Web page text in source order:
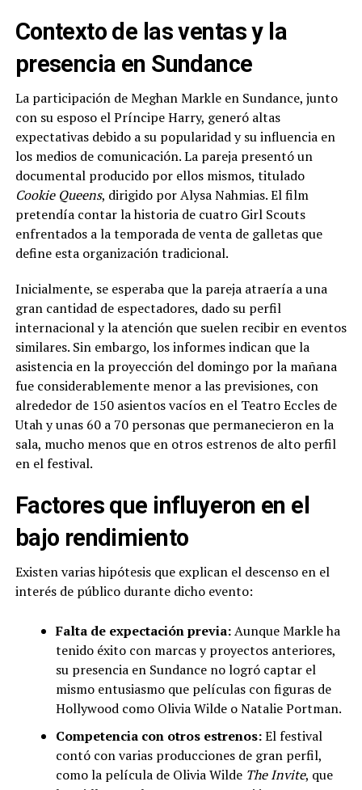
Contexto de las ventas y la
presencia en Sundance
La participación de Meghan Markle en Sundance, junto
con su esposo el Príncipe Harry, generó altas
expectativas debido a su popularidad y su influencia en
los medios de comunicación. La pareja presentó un
documental producido por ellos mismos, titulado
Cookie Queens, dirigido por Alysa Nahmias. El film
pretendía contar la historia de cuatro Girl Scouts
enfrentados a la temporada de venta de galletas que
define esta organización tradicional.
Inicialmente, se esperaba que la pareja atraería a una
gran cantidad de espectadores, dado su perfil
internacional y la atención que suelen recibir en eventos
similares. Sin embargo, los informes indican que la
asistencia en la proyección del domingo por la mañana
fue considerablemente menor a las previsiones, con
alrededor de 150 asientos vacíos en el Teatro Eccles de
Utah y unas 60 a 70 personas que permanecieron en la
sala, mucho menos que en otros estrenos de alto perfil
en el festival.
Factores que influyeron en el
bajo rendimiento
Existen varias hipótesis que explican el descenso en el
interés de público durante dicho evento:
Falta de expectación previa:Aunque Markle ha
tenido éxito con marcas y proyectos anteriores,
su presencia en Sundance no logró captar el
mismo entusiasmo que películas con figuras de
Hollywood como Olivia Wilde o Natalie Portman.
Competencia con otros estrenos:El festival
contó con varias producciones de gran perfil,
como la película de Olivia Wilde The Invite, que